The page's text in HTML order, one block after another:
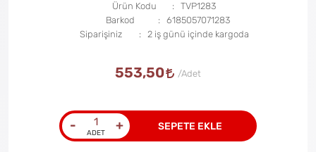
Ürün Kodu
TVP1283
Barkod
6185057071283
Siparişiniz
2 iş günü içinde kargoda
553,50
- + SEPETE EKLE